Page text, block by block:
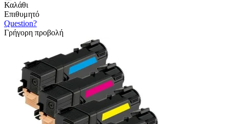
Καλάθι
Επιθυμητό
Question?
Γρήγορη προβολή